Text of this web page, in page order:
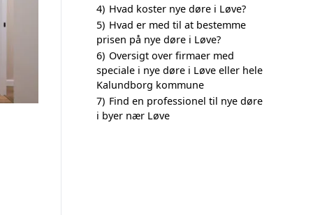
4) Hvad koster nye døre i Løve?
5) Hvad er med til at bestemme
prisen på nye døre i Løve?
6) Oversigt over firmaer med
speciale i nye døre i Løve eller hele
Kalundborg kommune
7) Find en professionel til nye døre
i byer nær Løve